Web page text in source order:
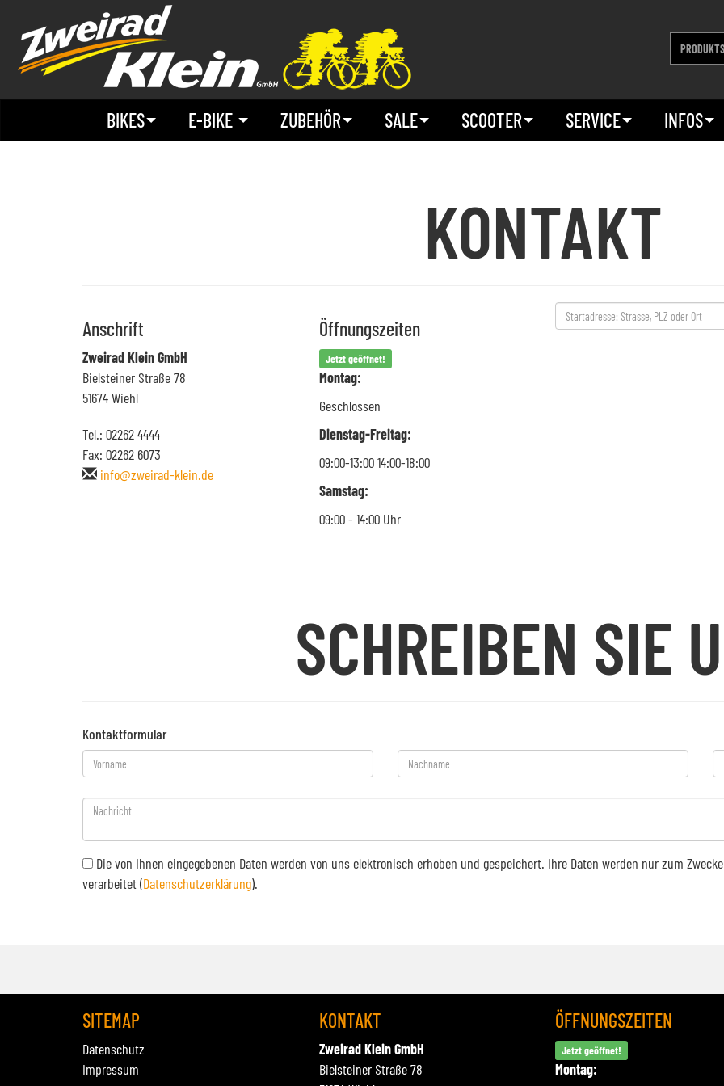
BIKES E-BIKE ZUBEHÖR SALE SCOOTER SERVICE INFOS
KONTAKT
Anschrift
Zweirad Klein GmbH
Bielsteiner Straße 78
51674 Wiehl
Tel.: 02262 4444
Fax: 02262 6073
info@zweirad-klein.de
Öffnungszeiten
Jetzt geöffnet!
Montag:
Geschlossen
Dienstag-Freitag:
09:00-13:00 14:00-18:00
Samstag:
09:00 - 14:00 Uhr
SCHREIBEN SIE
Kontaktformular
Die von Ihnen eingegebenen Daten werden von uns elektronisch erhoben und gespeichert. Ihre Daten werden nur zum
verarbeitet (Datenschutzerklärung).
SITEMAP
Datenschutz
Impressum
KONTAKT
Zweirad Klein GmbH
Bielsteiner Straße 78
ÖFFNUNGSZEITEN
Jetzt geöffnet!
Montag: